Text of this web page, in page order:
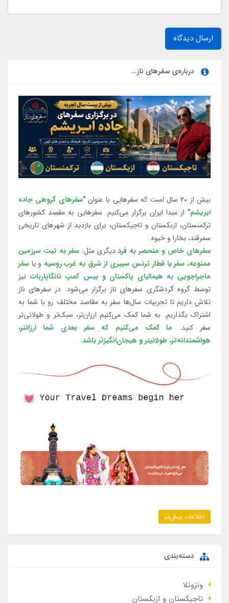
ارسال دیدگاه
درباره‌ی سفرهای ناز...
بیش از 20 سال است که سفرهایی با عنوان
"سفرهای گروهی جاده
ابریشم" از مبدا ایران برگزار می‌کنیم. سفرهایی به مقصد کشورهای
ترکمنستان، ازبکستان و تاجیکستان، برای بازدید از شهرهای تاریخی
سمرقند، بخارا و خیوه.
سفرهای خاص و منحصر به فرددیگری مثل:سفر به تبت سرزمین
ممنوعه، سفر با قطار ترنس سیبری از شرق به غرب روسیه و یا سفر
ماجراجویی به هیمالیای پاکستان و بیس کمپ نانگاپاربات نیز
توسط گروه گردشگری سفرهای ناز برگزار می‌شود. در سفرهای ناز
تلاش داریم تا تجربیات سال‌ها سفر به مقاصد مختلف رو با شما به
اشتراک بگذاریم. به شما کمک می‌کنیم ارزان‌تر، سبک‌تر و طولانی‌تر
سفر کنید. ما کمک می‌کنیم که سفر بعدی شما ارزانتر،
هواشمندانه‌تر، طولانی‎تر و هیجان‌انگیزتر باشد.
اطلاعات بیش‌تر
دسته‌بندی
ونزوئلا
تاجیکستان و ازبکستان